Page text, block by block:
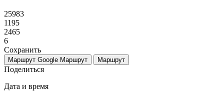
25983
1195
2465
6
Сохранить
Маршрут Google Маршрут Маршрут
Поделиться
Дата и время